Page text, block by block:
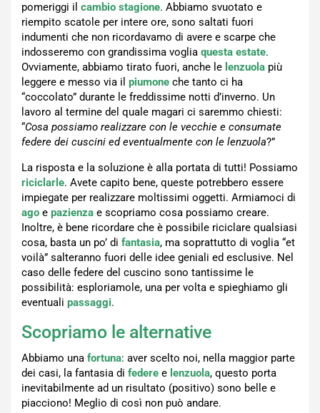
pomeriggi il cambio stagione. Abbiamo svuotato e
riempito scatole per intere ore, sono saltati fuori
indumenti che non ricordavamo di avere e scarpe che
indosseremo con grandissima voglia questa estate.
Ovviamente, abbiamo tirato fuori, anche le lenzuola più
leggere e messo via il piumone che tanto ci ha
“coccolato” durante le freddissime notti d’inverno. Un
lavoro al termine del quale magari ci saremmo chiesti:
“Cosa possiamo realizzare con le vecchie e consumate
federe dei cuscini ed eventualmente con le lenzuola?”
La risposta e la soluzione è alla portata di tutti! Possiamo
riciclarle. Avete capito bene, queste potrebbero essere
impiegate per realizzare moltissimi oggetti. Armiamoci di
ago e pazienza e scopriamo cosa possiamo creare.
Inoltre, è bene ricordare che è possibile riciclare qualsiasi
cosa, basta un po’ di fantasia, ma soprattutto di voglia “et
voilà” salteranno fuori delle idee geniali ed esclusive. Nel
caso delle federe del cuscino sono tantissime le
possibilità: esploriamole, una per volta e spieghiamo gli
eventuali passaggi.
Scopriamo le alternative
Abbiamo una fortuna: aver scelto noi, nella maggior parte
dei casi, la fantasia di federe e lenzuola, questo porta
inevitabilmente ad un risultato (positivo) sono belle e
piacciono! Meglio di così non può andare.